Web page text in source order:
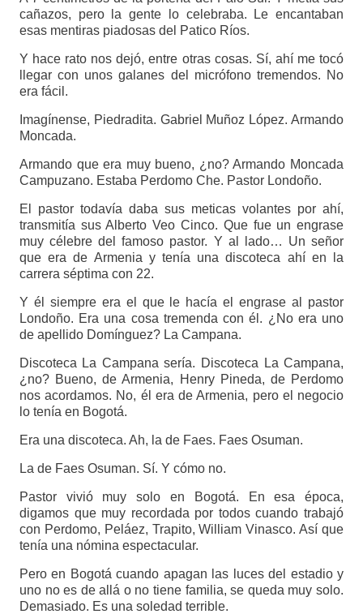
cañazos, pero la gente lo celebraba. Le encantaban
esas mentiras piadosas del Patico Ríos.
Y hace rato nos dejó, entre otras cosas. Sí, ahí me tocó
llegar con unos galanes del micrófono tremendos. No
era fácil.
Imagínense, Piedradita. Gabriel Muñoz López. Armando
Moncada.
Armando que era muy bueno, ¿no? Armando Moncada
Campuzano. Estaba Perdomo Che. Pastor Londoño.
El pastor todavía daba sus meticas volantes por ahí,
transmitía sus Alberto Veo Cinco. Que fue un engrase
muy célebre del famoso pastor. Y al lado… Un señor
que era de Armenia y tenía una discoteca ahí en la
carrera séptima con 22.
Y él siempre era el que le hacía el engrase al pastor
Londoño. Era una cosa tremenda con él. ¿No era uno
de apellido Domínguez? La Campana.
Discoteca La Campana sería. Discoteca La Campana,
¿no? Bueno, de Armenia, Henry Pineda, de Perdomo
nos acordamos. No, él era de Armenia, pero el negocio
lo tenía en Bogotá.
Era una discoteca. Ah, la de Faes. Faes Osuman.
La de Faes Osuman. Sí. Y cómo no.
Pastor vivió muy solo en Bogotá. En esa época,
digamos que muy recordada por todos cuando trabajó
con Perdomo, Peláez, Trapito, William Vinasco. Así que
tenía una nómina espectacular.
Pero en Bogotá cuando apagan las luces del estadio y
uno no es de allá o no tiene familia, se queda muy solo.
Demasiado. Es una soledad terrible.